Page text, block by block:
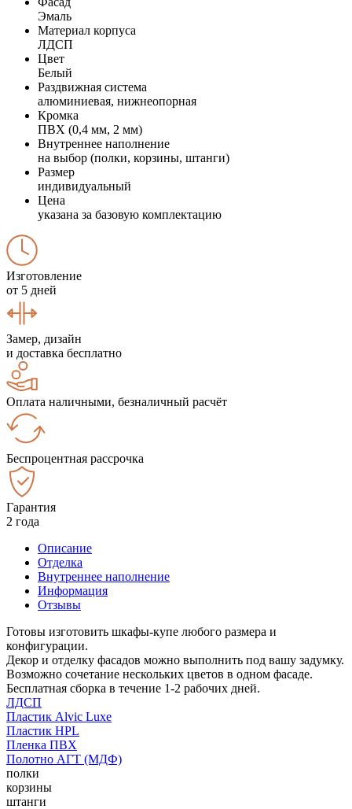
Эмаль
Материал корпуса
ЛДСП
Цвет
Белый
Раздвижная система
алюминиевая, нижнеопорная
Кромка
ПВХ (0,4 мм, 2 мм)
Внутреннее наполнение
на выбор (полки, корзины, штанги)
Размер
индивидуальный
Цена
указана за базовую комплектацию
Изготовление
от 5 дней
Замер, дизайн
и доставка бесплатно
Оплата наличными, безналичный расчёт
Беспроцентная рассрочка
Гарантия
2 года
Описание
Отделка
Внутреннее наполнение
Информация
Отзывы
Готовы изготовить шкафы-купе любого размера и
конфигурации.
Декор и отделку фасадов можно выполнить под вашу задумку.
Возможно сочетание нескольких цветов в одном фасаде.
Бесплатная сборка в течение 1-2 рабочих дней.
ЛДСП
Пластик Alvic Luxe
Пластик HPL
Пленка ПВХ
Полотно АГТ (МДФ)
полки
корзины
штанги